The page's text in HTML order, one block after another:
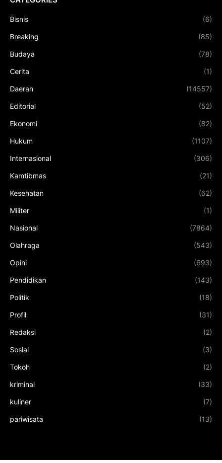
Bisnis (6)
Breaking (85)
Budaya (78)
Cerita (1)
Daerah (14557)
Editorial (52)
Ekonomi (82)
Hukum (1107)
Internasional (306)
Kamtibmas (21)
Kesehatan (62)
Militer (1)
Nasional (7864)
Olahraga (543)
Opini (693)
Pendidikan (143)
Politik (18)
Profil (31)
Redaksi (2)
Sosial (3)
Tokoh (2)
kriminal (33)
kuliner (7)
pariwisata (13)